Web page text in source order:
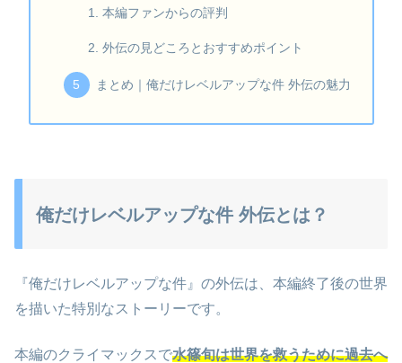
本編ファンからの評判
外伝の見どころとおすすめポイント
まとめ｜俺だけレベルアップな件 外伝の魅力
俺だけレベルアップな件 外伝とは？
『俺だけレベルアップな件』の外伝は、本編終了後の世界
を描いた特別なストーリーです。
本編のクライマックスで水篠旬は世界を救うために過去へ